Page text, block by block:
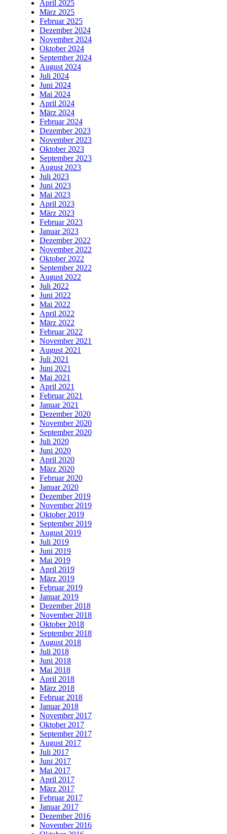
April 2025
März 2025
Februar 2025
Dezember 2024
November 2024
Oktober 2024
September 2024
August 2024
Juli 2024
Juni 2024
Mai 2024
April 2024
März 2024
Februar 2024
Dezember 2023
November 2023
Oktober 2023
September 2023
August 2023
Juli 2023
Juni 2023
Mai 2023
April 2023
März 2023
Februar 2023
Januar 2023
Dezember 2022
November 2022
Oktober 2022
September 2022
August 2022
Juli 2022
Juni 2022
Mai 2022
April 2022
März 2022
Februar 2022
November 2021
August 2021
Juli 2021
Juni 2021
Mai 2021
April 2021
Februar 2021
Januar 2021
Dezember 2020
November 2020
September 2020
Juli 2020
Juni 2020
April 2020
März 2020
Februar 2020
Januar 2020
Dezember 2019
November 2019
Oktober 2019
September 2019
August 2019
Juli 2019
Juni 2019
Mai 2019
April 2019
März 2019
Februar 2019
Januar 2019
Dezember 2018
November 2018
Oktober 2018
September 2018
August 2018
Juli 2018
Juni 2018
Mai 2018
April 2018
März 2018
Februar 2018
Januar 2018
November 2017
Oktober 2017
September 2017
August 2017
Juli 2017
Juni 2017
Mai 2017
April 2017
März 2017
Februar 2017
Januar 2017
Dezember 2016
November 2016